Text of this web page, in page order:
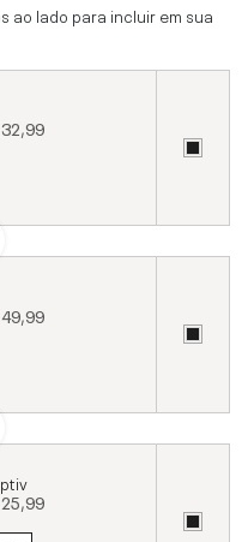
ao lado para incluir em sua